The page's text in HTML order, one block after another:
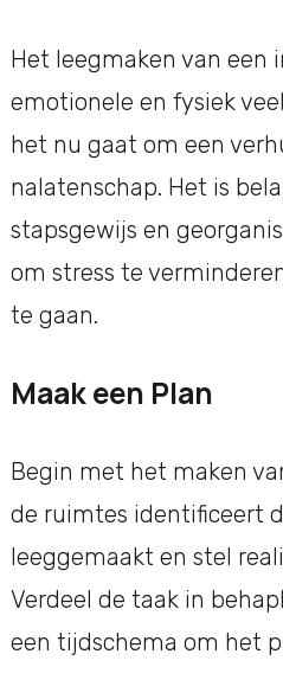
Het leegmaken van een
emotionele en fysiek
het nu gaat om een
nalatenschap. Het is
stapsgewijs en
om stress te
te gaan.
Maak een Plan
Begin met het maken
de ruimtes identificeert
leeggemaakt en stel
Verdeel de taak in
een tijdschema om het